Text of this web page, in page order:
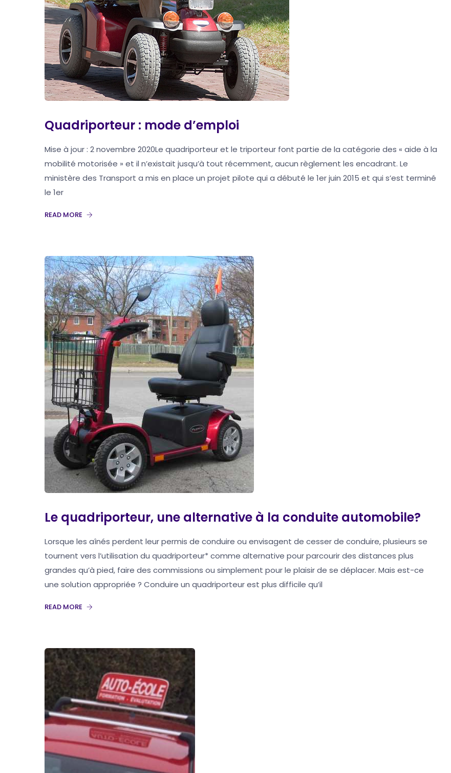
Quadriporteur : mode d’emploi
Mise à jour : 2 novembre 2020Le quadriporteur et le triporteur font partie de la catégorie des « aide à la
mobilité motorisée » et il n’existait jusqu’à tout récemment, aucun règlement les encadrant. Le
ministère des Transport a mis en place un projet pilote qui a débuté le 1er juin 2015 et qui s’est terminé
le 1er
READ MORE
Le quadriporteur, une alternative à la conduite automobile?
Lorsque les aînés perdent leur permis de conduire ou envisagent de cesser de conduire, plusieurs se
tournent vers l’utilisation du quadriporteur* comme alternative pour parcourir des distances plus
grandes qu’à pied, faire des commissions ou simplement pour le plaisir de se déplacer. Mais est-ce
une solution appropriée ? Conduire un quadriporteur est plus difficile qu’il
READ MORE